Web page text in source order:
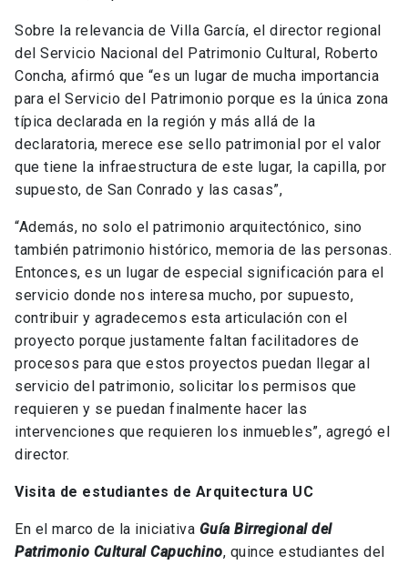
Sobre la relevancia de Villa García, el director regional
del Servicio Nacional del Patrimonio Cultural, Roberto
Concha, afirmó que “es un lugar de mucha importancia
para el Servicio del Patrimonio porque es la única zona
típica declarada en la región y más allá de la
declaratoria, merece ese sello patrimonial por el valor
que tiene la infraestructura de este lugar, la capilla, por
supuesto, de San Conrado y las casas”,
“Además, no solo el patrimonio arquitectónico, sino
también patrimonio histórico, memoria de las personas.
Entonces, es un lugar de especial significación para el
servicio donde nos interesa mucho, por supuesto,
contribuir y agradecemos esta articulación con el
proyecto porque justamente faltan facilitadores de
procesos para que estos proyectos puedan llegar al
servicio del patrimonio, solicitar los permisos que
requieren y se puedan finalmente hacer las
intervenciones que requieren los inmuebles”, agregó el
director.
Visita de estudiantes de Arquitectura UC
En el marco de la iniciativa Guía Birregional del
Patrimonio Cultural Capuchino, quince estudiantes del